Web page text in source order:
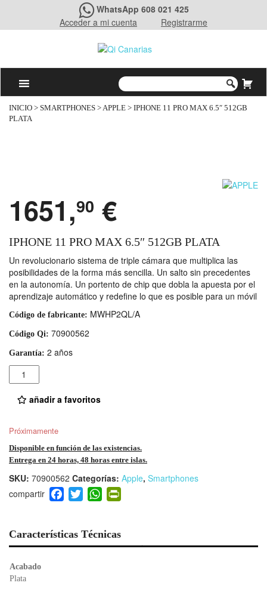
WhatsApp 608 021 425
Acceder a mi cuenta
Registrarme
INICIO > SMARTPHONES >APPLE > IPHONE 11 PRO MAX 6.5″ 512GB
PLATA
1651,90 €
IPHONE 11 PRO MAX 6.5″ 512GB PLATA
Un revolucionario sistema de triple cámara que multiplica las
posibilidades de la forma más sencilla. Un salto sin precedentes
en la autonomía. Un portento de chip que dobla la apuesta por el
aprendizaje automático y redefine lo que es posible para un móvil
Código de fabricante: MWHP2QL/A
Código Qi: 70900562
Garantía: 2 años
Cantidad
añadir a favoritos
Próximamente
Disponible en función de las existencias.
Entrega en 24 horas, 48 horas entre islas.
SKU: 70900562 Categorías: Apple, Smartphones
F
a
e
b
T
wi
er
W
h
s
A e
Características Técnicas
Acabado
Plata